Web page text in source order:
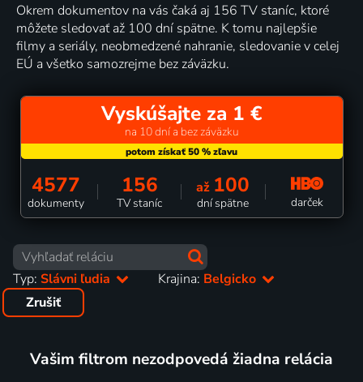
Okrem dokumentov na vás čaká aj 156 TV staníc, ktoré
môžete sledovať až 100 dní spätne. K tomu najlepšie
filmy a seriály, neobmedzené nahranie, sledovanie v celej
EÚ a všetko samozrejme bez záväzku.
Vyskúšajte za 1 €
na 10 dní a bez záväzku
4577
dokumenty
156
TV staníc
až 100
dní spätne darček
Typ: Slávni ľudia Krajina: Belgicko
Zrušiť
Vašim filtrom nezodpovedá žiadna relácia